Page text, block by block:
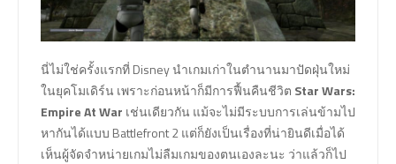
นี่ไม่ใช่ครั้งแรกที่ Disney นำเกมเก่าในตำนานมาปัดฝุ่นใหม่
ในยุคโมเดิร์น เพราะก่อนหน้าก็มีการฟื้นคืนชีวิต Star Wars:
Empire At War เช่นเดียวกัน แม้จะไม่มีระบบการเล่นข้ามไป
หากันได้แบบ Battlefront 2 แต่ก็ยังเป็นเรื่องที่น่ายินดีเมื่อได้
เห็นผู้จัดจำหน่ายเกมไม่ลืมเกมของตนเองละนะ ว่าแล้วก็ไป